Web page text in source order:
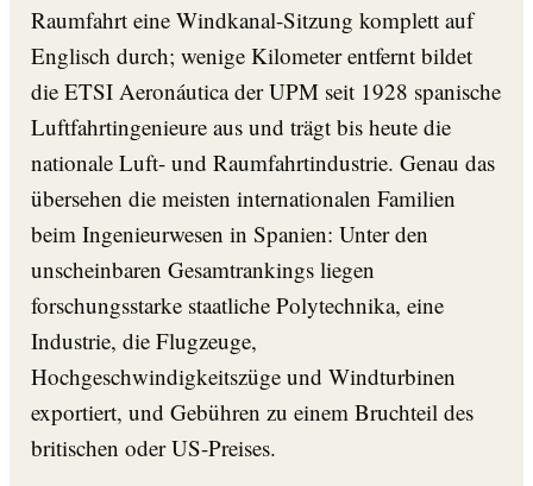
Raumfahrt eine Windkanal-Sitzung komplett auf
Englisch durch; wenige Kilometer entfernt bildet
die ETSI Aeronáutica der UPM seit 1928 spanische
Luftfahrtingenieure aus und trägt bis heute die
nationale Luft- und Raumfahrtindustrie. Genau das
übersehen die meisten internationalen Familien
beim Ingenieurwesen in Spanien: Unter den
unscheinbaren Gesamtrankings liegen
forschungsstarke staatliche Polytechnika, eine
Industrie, die Flugzeuge,
Hochgeschwindigkeitszüge und Windturbinen
exportiert, und Gebühren zu einem Bruchteil des
britischen oder US-Preises.